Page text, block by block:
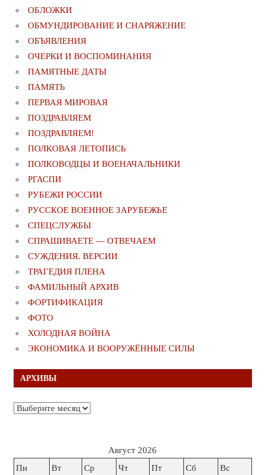
ОБЛОЖКИ
ОБМУНДИРОВАНИЕ И СНАРЯЖЕНИЕ
ОБЪЯВЛЕНИЯ
ОЧЕРКИ И ВОСПОМИНАНИЯ
ПАМЯТНЫЕ ДАТЫ
ПАМЯТЬ
ПЕРВАЯ МИРОВАЯ
ПОЗДРАВЛЯЕМ
ПОЗДРАВЛЯЕМ!
ПОЛКОВАЯ ЛЕТОПИСЬ
ПОЛКОВОДЦЫ И ВОЕНАЧАЛЬНИКИ
РГАСПИ
РУБЕЖИ РОССИИ
РУССКОЕ ВОЕННОЕ ЗАРУБЕЖЬЕ
СПЕЦСЛУЖБЫ
СПРАШИВАЕТЕ — ОТВЕЧАЕМ
СУЖДЕНИЯ. ВЕРСИИ
ТРАГЕДИЯ ПЛЕНА
ФАМИЛЬНЫЙ АРХИВ
ФОРТИФИКАЦИЯ
ФОТО
ХОЛОДНАЯ ВОЙНА
ЭКОНОМИКА И ВООРУЖЁННЫЕ СИЛЫ
АРХИВЫ
Архивы
Август 2026
Пн
Вт Ср Чт Пт Сб Вс